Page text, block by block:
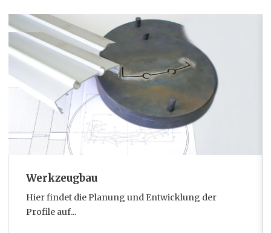
Werkzeugbau
Hier findet die Planung und Entwicklung der
Profile auf...